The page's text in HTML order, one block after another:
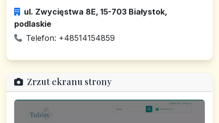
ul. Zwycięstwa 8E, 15-703 Białystok,
podlaskie
Telefon: +48514154859
Zrzut ekranu strony